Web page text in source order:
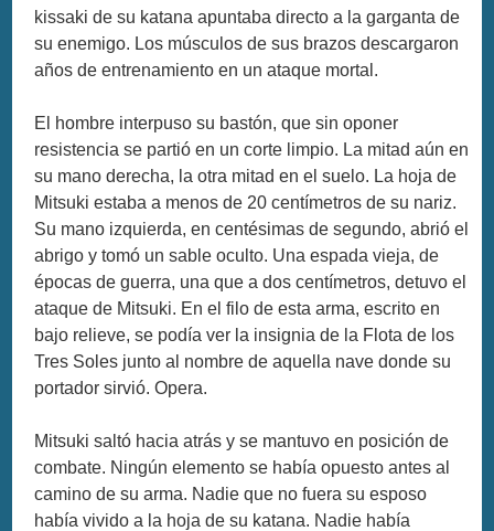
kissaki de su katana apuntaba directo a la garganta de
su enemigo. Los músculos de sus brazos descargaron
años de entrenamiento en un ataque mortal.
El hombre interpuso su bastón, que sin oponer
resistencia se partió en un corte limpio. La mitad aún en
su mano derecha, la otra mitad en el suelo. La hoja de
Mitsuki estaba a menos de 20 centímetros de su nariz.
Su mano izquierda, en centésimas de segundo, abrió el
abrigo y tomó un sable oculto. Una espada vieja, de
épocas de guerra, una que a dos centímetros, detuvo el
ataque de Mitsuki. En el filo de esta arma, escrito en
bajo relieve, se podía ver la insignia de la Flota de los
Tres Soles junto al nombre de aquella nave donde su
portador sirvió. Opera.
Mitsuki saltó hacia atrás y se mantuvo en posición de
combate. Ningún elemento se había opuesto antes al
camino de su arma. Nadie que no fuera su esposo
había vivido a la hoja de su katana. Nadie había